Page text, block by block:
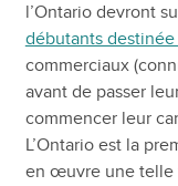
l’Ontario devront
débutants
commerciaux
avant de passer
commencer leur
L’Ontario est la
en œuvre une telle